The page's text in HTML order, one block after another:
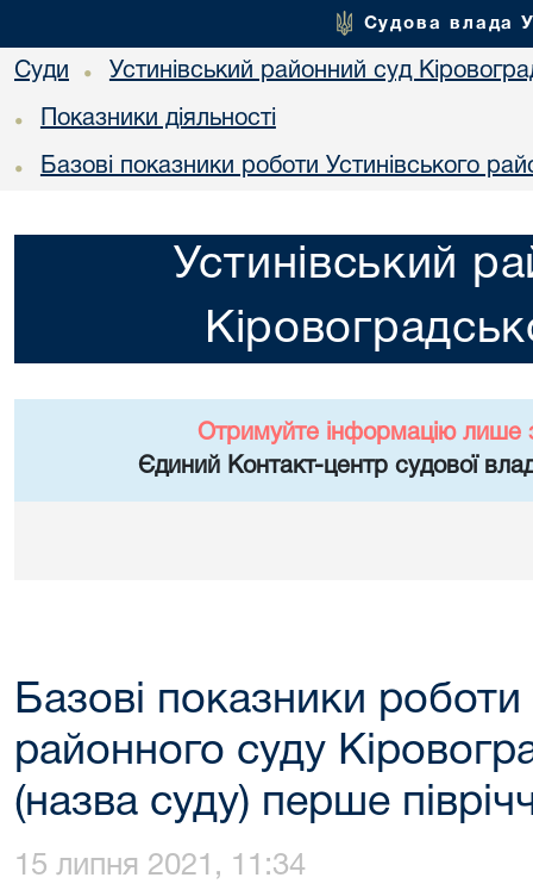
Судова влада
Суди • Устинівський районний суд
• Показники діяльності
• Базові показники роботи Устинівського
Устинівський
Отримуйте інформацію лише
Єдиний Контакт-центр судової
Базові показники роботи
районного суду
(назва суду) перше
15 липня 2021, 11:34